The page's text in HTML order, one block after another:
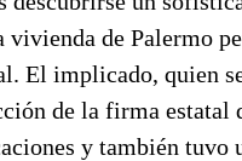
vivienda de Palermo
El implicado, quien
de la firma estatal
y también tuvo